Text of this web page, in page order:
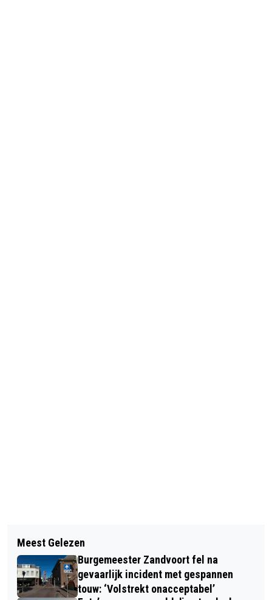
STROOIWAGENS RIJKSWATERSTAAT
OP PAD IN STRIJD TEGEN GLADHEID
DOOR SNEEUWVAL
‘HULPELOZE DIERTJES KUNNEN GEEN
GELD OPHALEN’: STUDENTEN KOKEN
VOOR HET GOEDE DOEL
Meest Gelezen
Burgemeester Zandvoort fel na
gevaarlijk incident met gespannen
touw: ‘Volstrekt onacceptabel’